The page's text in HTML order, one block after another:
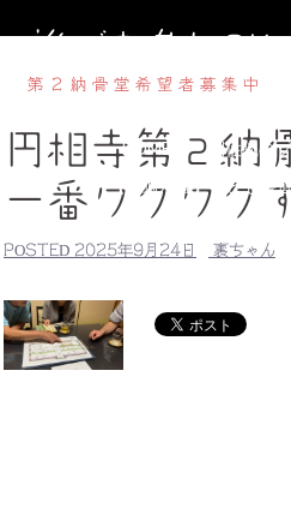
誰でも参加OK
HOME 副住職の
【毎週水曜】子ども書
第２納骨堂希望者募集中
円相寺第２納
一番ワクワク
POSTED 2025年9月24日 裏ちゃん